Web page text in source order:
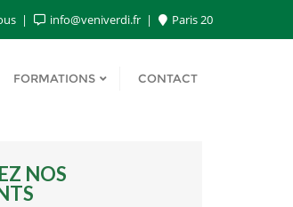
info@veniverdi.fr Paris 20
FORMATIONS CONTACT
NOS